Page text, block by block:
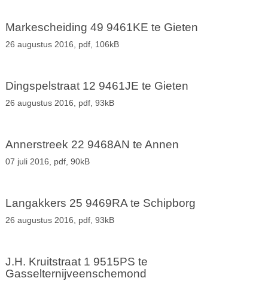
Markescheiding 49 9461KE te Gieten
26 augustus 2016, pdf, 106kB
Dingspelstraat 12 9461JE te Gieten
26 augustus 2016, pdf, 93kB
Annerstreek 22 9468AN te Annen
07 juli 2016, pdf, 90kB
Langakkers 25 9469RA te Schipborg
26 augustus 2016, pdf, 93kB
J.H. Kruitstraat 1 9515PS te
Gasselternijveenschemond